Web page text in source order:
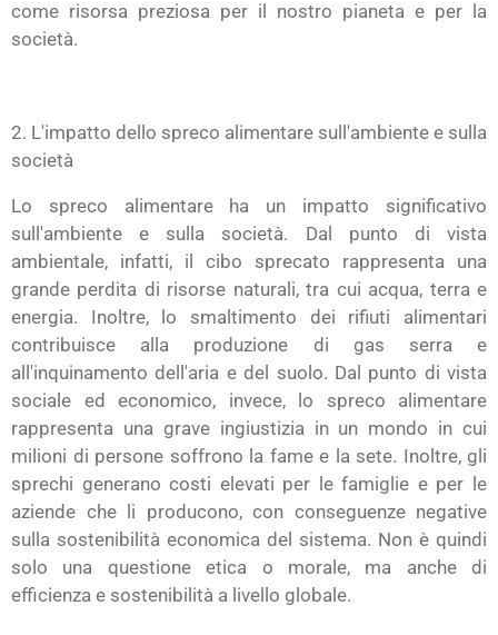
come risorsa preziosa per il nostro pianeta e per la
società.
2. L'impatto dello spreco alimentare sull'ambiente e sulla
società
Lo spreco alimentare ha un impatto significativo
sull'ambiente e sulla società. Dal punto di vista
ambientale, infatti, il cibo sprecato rappresenta una
grande perdita di risorse naturali, tra cui acqua, terra e
energia. Inoltre, lo smaltimento dei rifiuti alimentari
contribuisce alla produzione di gas serra e
all'inquinamento dell'aria e del suolo. Dal punto di vista
sociale ed economico, invece, lo spreco alimentare
rappresenta una grave ingiustizia in un mondo in cui
milioni di persone soffrono la fame e la sete. Inoltre, gli
sprechi generano costi elevati per le famiglie e per le
aziende che li producono, con conseguenze negative
sulla sostenibilità economica del sistema. Non è quindi
solo una questione etica o morale, ma anche di
efficienza e sostenibilità a livello globale.